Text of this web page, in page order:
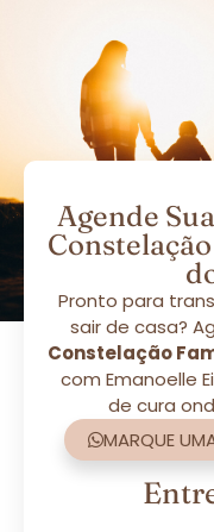
Agende
Pronto para
sair de casa?
Constelação
com Emanoelle
de cura
MARQUE